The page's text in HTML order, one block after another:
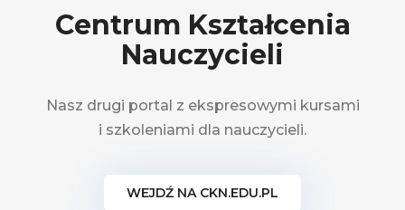
Centrum Kształcenia
Nauczycieli
Nasz drugi portal z ekspresowymi kursami
i szkoleniami dla nauczycieli.
WEJDŹ NA CKN.EDU.PL